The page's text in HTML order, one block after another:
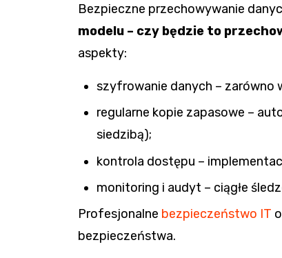
Bezpieczne przechowywanie
modelu – czy będzie to
aspekty:
szyfrowanie danych – zarówno
regularne kopie zapasowe –
siedzibą);
kontrola dostępu –
monitoring i audyt – ciągłe
Profesjonalne bezpieczeństwo IT
bezpieczeństwa.